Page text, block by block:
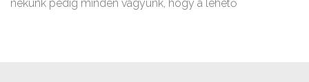
nekünk pedig minden vágyunk, hogy a lehető